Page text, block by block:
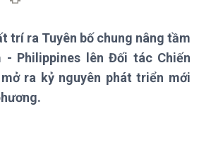
trí ra Tuyên bố chung nâng tầm
- Philippines lên Đối tác Chiến
ra kỷ nguyên phát triển mới